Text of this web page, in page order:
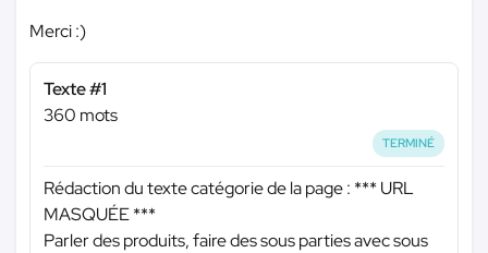
Merci :)
Texte #1
360 mots
TERMINÉ
Rédaction du texte catégorie de la page : *** URL
MASQUÉE ***
Parler des produits, faire des sous parties avec sous